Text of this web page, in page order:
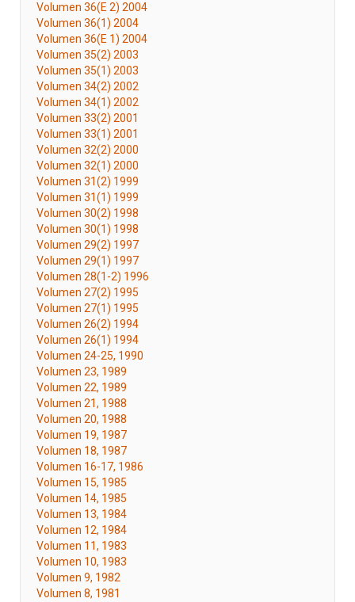
Volumen 36(E 2) 2004
Volumen 36(1) 2004
Volumen 36(E 1) 2004
Volumen 35(2) 2003
Volumen 35(1) 2003
Volumen 34(2) 2002
Volumen 34(1) 2002
Volumen 33(2) 2001
Volumen 33(1) 2001
Volumen 32(2) 2000
Volumen 32(1) 2000
Volumen 31(2) 1999
Volumen 31(1) 1999
Volumen 30(2) 1998
Volumen 30(1) 1998
Volumen 29(2) 1997
Volumen 29(1) 1997
Volumen 28(1-2) 1996
Volumen 27(2) 1995
Volumen 27(1) 1995
Volumen 26(2) 1994
Volumen 26(1) 1994
Volumen 24-25, 1990
Volumen 23, 1989
Volumen 22, 1989
Volumen 21, 1988
Volumen 20, 1988
Volumen 19, 1987
Volumen 18, 1987
Volumen 16-17, 1986
Volumen 15, 1985
Volumen 14, 1985
Volumen 13, 1984
Volumen 12, 1984
Volumen 11, 1983
Volumen 10, 1983
Volumen 9, 1982
Volumen 8, 1981